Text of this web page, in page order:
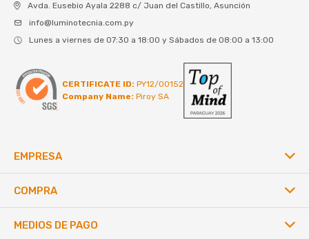
Avda. Eusebio Ayala 2288 c/ Juan del Castillo, Asunción
info@luminotecnia.com.py
Lunes a viernes de 07:30 a 18:00 y Sábados de 08:00 a 13:00
CERTIFICATE ID: PY12/00152
Company Name: Piroy SA
EMPRESA
COMPRA
MEDIOS DE PAGO